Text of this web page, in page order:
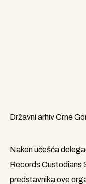
Državni arhiv Crne
Nakon učešća
Records Custodians
predstavnika ove